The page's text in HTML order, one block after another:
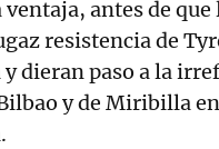
antes de
resistencia de
y dieran paso a la
y de Miribilla